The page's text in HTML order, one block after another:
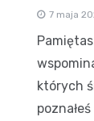
7 maja
których